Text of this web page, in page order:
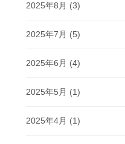
2025年8月 (3)
2025年7月 (5)
2025年6月 (4)
2025年5月 (1)
2025年4月 (1)